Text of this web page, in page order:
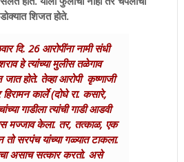
डोक्यात शिजत होते.
दि. 26 आरोपींना नामी संधी
हे त्यांच्या मुलीस तळेगाव
होते. तेव्हा आरोपी कृष्णाजी
कार्ले (दोघे रा. कसारे,
गाडीला त्यांची गाडी आडवी
मज्जाव केला. तर, तत्काळ, एक
तो सरपंच यांच्या गळ्यात टाकला.
असाच सत्कार करतो. असे